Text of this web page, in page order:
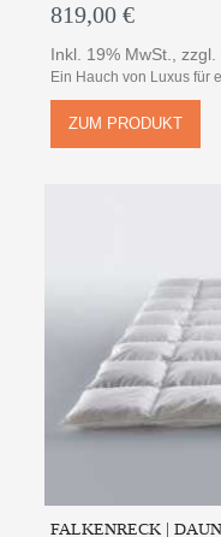
819,00 €
Inkl. 19% MwSt.,zzgl.
Ein Hauch von Luxus für
ZUM PRODUKT
FALKENRECK |